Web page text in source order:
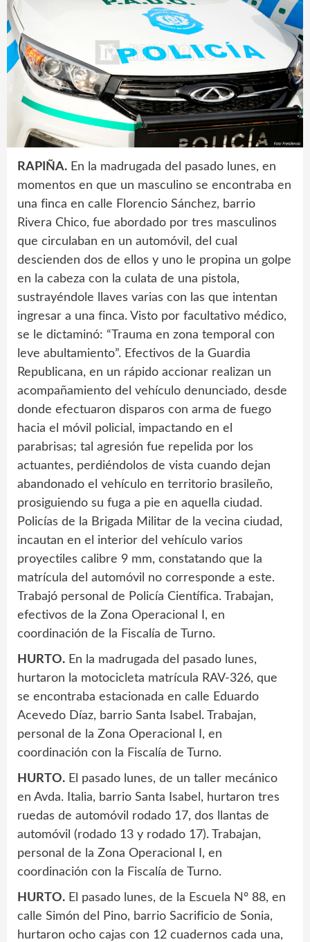
RAPIÑA. En la madrugada del pasado lunes, en
momentos en que un masculino se encontraba en
una finca en calle Florencio Sánchez, barrio
Rivera Chico, fue abordado por tres masculinos
que circulaban en un automóvil, del cual
descienden dos de ellos y uno le propina un golpe
en la cabeza con la culata de una pistola,
sustrayéndole llaves varias con las que intentan
ingresar a una finca. Visto por facultativo médico,
se le dictaminó: “Trauma en zona temporal con
leve abultamiento”. Efectivos de la Guardia
Republicana, en un rápido accionar realizan un
acompañamiento del vehículo denunciado, desde
donde efectuaron disparos con arma de fuego
hacia el móvil policial, impactando en el
parabrisas; tal agresión fue repelida por los
actuantes, perdiéndolos de vista cuando dejan
abandonado el vehículo en territorio brasileño,
prosiguiendo su fuga a pie en aquella ciudad.
Policías de la Brigada Militar de la vecina ciudad,
incautan en el interior del vehículo varios
proyectiles calibre 9 mm, constatando que la
matrícula del automóvil no corresponde a este.
Trabajó personal de Policía Científica. Trabajan,
efectivos de la Zona Operacional I, en
coordinación de la Fiscalía de Turno.
HURTO. En la madrugada del pasado lunes,
hurtaron la motocicleta matrícula RAV-326, que
se encontraba estacionada en calle Eduardo
Acevedo Díaz, barrio Santa Isabel. Trabajan,
personal de la Zona Operacional I, en
coordinación con la Fiscalía de Turno.
HURTO. El pasado lunes, de un taller mecánico
en Avda. Italia, barrio Santa Isabel, hurtaron tres
ruedas de automóvil rodado 17, dos llantas de
automóvil (rodado 13 y rodado 17). Trabajan,
personal de la Zona Operacional I, en
coordinación con la Fiscalía de Turno.
HURTO. El pasado lunes, de la Escuela Nº 88, en
calle Simón del Pino, barrio Sacrificio de Sonia,
hurtaron ocho cajas con 12 cuadernos cada una,